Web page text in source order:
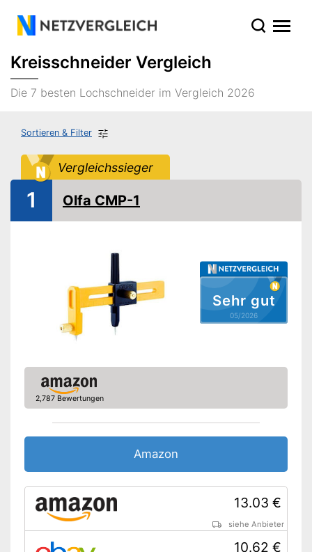
Kreisschneider Vergleich
Die 7 besten Lochschneider im Vergleich 2026
Sortieren & Filter
Vergleichssieger
Sehr gut
05/2026
1 Olfa CMP-1
2,787 Bewertungen
Amazon
13.03 €
siehe Anbieter
10.62 €